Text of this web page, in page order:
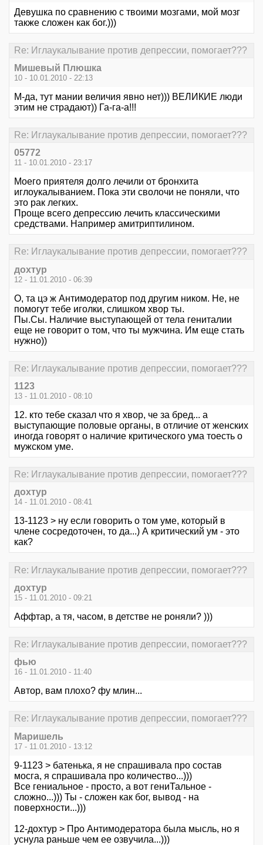
Девушка по сравнению с твоими мозгами, мой мозг
также сложен как бог.)))
Re: Иглаукалывание против депрессии, помогает???
Мишевый Плюшка
10 - 10.01.2010 - 22:13
М-да, тут мании величия явно нет))) ВЕЛИКИЕ люди
этим не страдают)) Га-га-а!!!
Re: Иглаукалывание против депрессии, помогает???
05772
11 - 10.01.2010 - 23:17
Моего приятеля долго лечили от бронхита
иглоукалыванием. Пока эти сволочи не поняли, что
это рак легких.
Проще всего депрессию лечить классическими
средствами. Например амитриптилином.
Re: Иглаукалывание против депрессии, помогает???
дохтур
12 - 11.01.2010 - 06:39
О, та цэ ж Антимодератор под другим ником. Не, не
помогут тебе иголки, слишком хвор ты.
Пы.Сы. Наличие выступающей от тела гениталии
еще не говорит о том, что ты мужчина. Им еще стать
нужно))
Re: Иглаукалывание против депрессии, помогает???
1123
13 - 11.01.2010 - 08:10
12. кто тебе сказал что я хвор, че за бред... а
выступающие половые органы, в отличие от женских
иногда говорят о наличие критического ума тоесть о
мужском уме.
Re: Иглаукалывание против депрессии, помогает???
дохтур
14 - 11.01.2010 - 08:41
13-1123 > ну если говорить о том уме, который в
члене сосредоточен, то да...) А критический ум - это
как?
Re: Иглаукалывание против депрессии, помогает???
дохтур
15 - 11.01.2010 - 09:21
Аффтар, а тя, часом, в детстве не роняли? )))
Re: Иглаукалывание против депрессии, помогает???
фью
16 - 11.01.2010 - 11:40
Автор, вам плохо? фу млин...
Re: Иглаукалывание против депрессии, помогает???
Маришель
17 - 11.01.2010 - 13:12
9-1123 > батенька, я не спрашивала про состав
мосга, я спрашивала про количество...)))
Все гениальное - просто, а вот гениТальное -
сложно...))) Ты - сложен как бог, вывод - на
поверхности...)))
12-дохтур > Про Антимодератора была мысль, но я
уснула раньше чем ее озвучила...)))